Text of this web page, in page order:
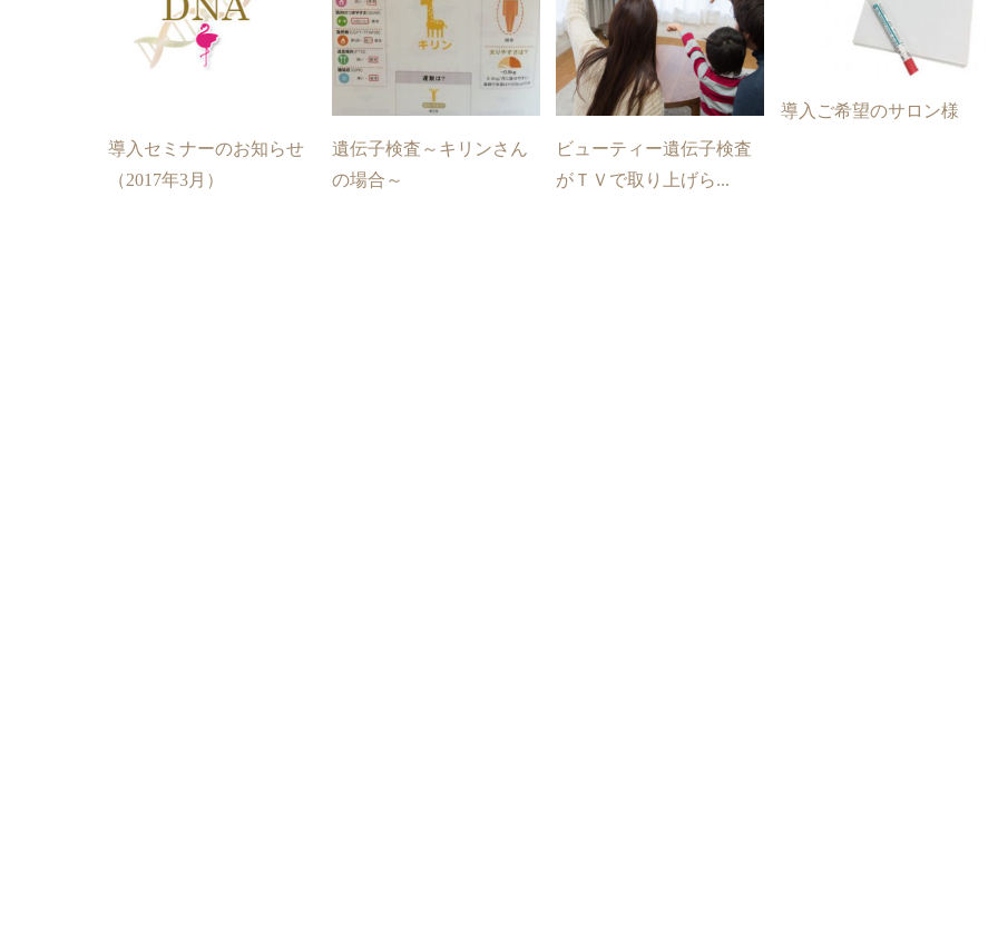
導入セミナーのお知らせ
（2017年3月）
遺伝子検査～キリンさん
の場合～
ビューティー遺伝子検査
がＴＶで取り上げら...
導入ご希望のサロン様